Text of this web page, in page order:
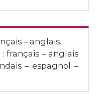
– anglais.
français – anglais
– espagnol –